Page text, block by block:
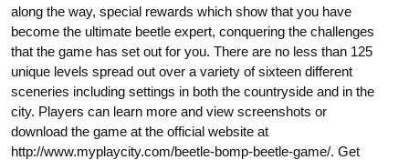
along the way, special rewards which show that you have
become the ultimate beetle expert, conquering the challenges
that the game has set out for you. There are no less than 125
unique levels spread out over a variety of sixteen different
sceneries including settings in both the countryside and in the
city. Players can learn more and view screenshots or
download the game at the official website at
http://www.myplaycity.com/beetle-bomp-beetle-game/. Get